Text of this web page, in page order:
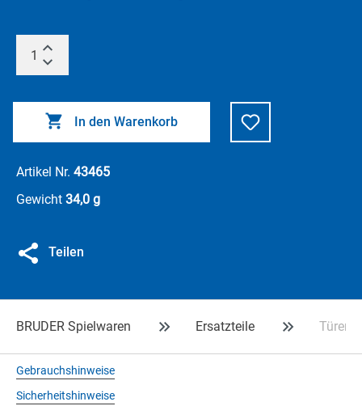
In den Warenkorb
Artikel Nr. 43465
Gewicht 34,0 g
Teilen
BRUDER Spielwaren Ersatzteile Türen
Gebrauchshinweise
Sicherheitshinweise